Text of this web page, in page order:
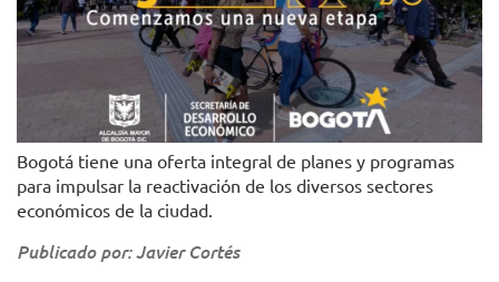
Bogotá tiene una oferta integral de planes y programas
para impulsar la reactivación de los diversos sectores
económicos de la ciudad.
Publicado por: Javier Cortés